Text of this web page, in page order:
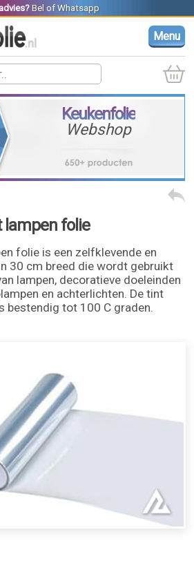
Belof Whatsapp
Menu
Keukenfolie
Webshop
lampen folie
folie is een zelfklevende en
30 cm breed die wordt gebruikt
lampen, decoratieve doeleinden
en achterlichten. De tint
bestendig tot 100 C graden.